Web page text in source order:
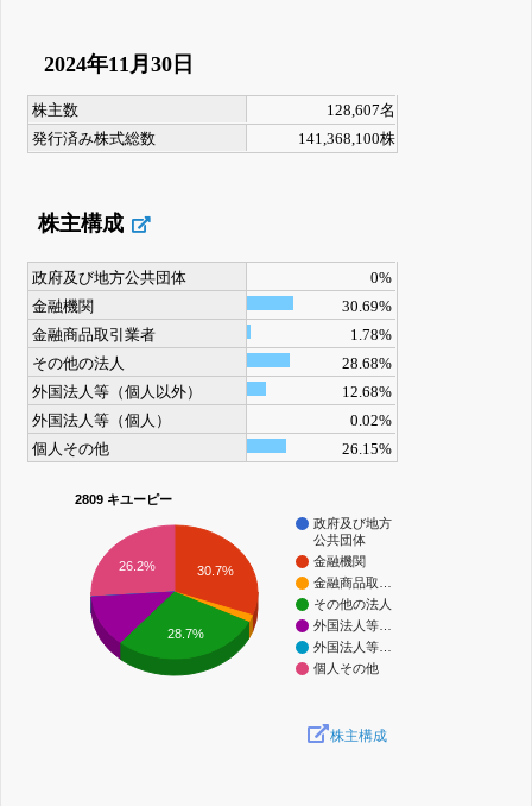
2024年11月30日
株主数
128,607名
発行済み株式総数
141,368,100株
株主構成
政府及び地方公共団体
0%
金融機関
30.69%
金融商品取引業者
1.78%
その他の法人
28.68%
外国法人等（個人以外）
12.68%
外国法人等（個人）
0.02%
個人その他
26.15%
2809 キユーピー
政府及び地方
公共団体
金融機関
金融商品取…
その他の法人
外国法人等…
外国法人等…
個人その他
30.7%
26.2%
28.7%
株主構成